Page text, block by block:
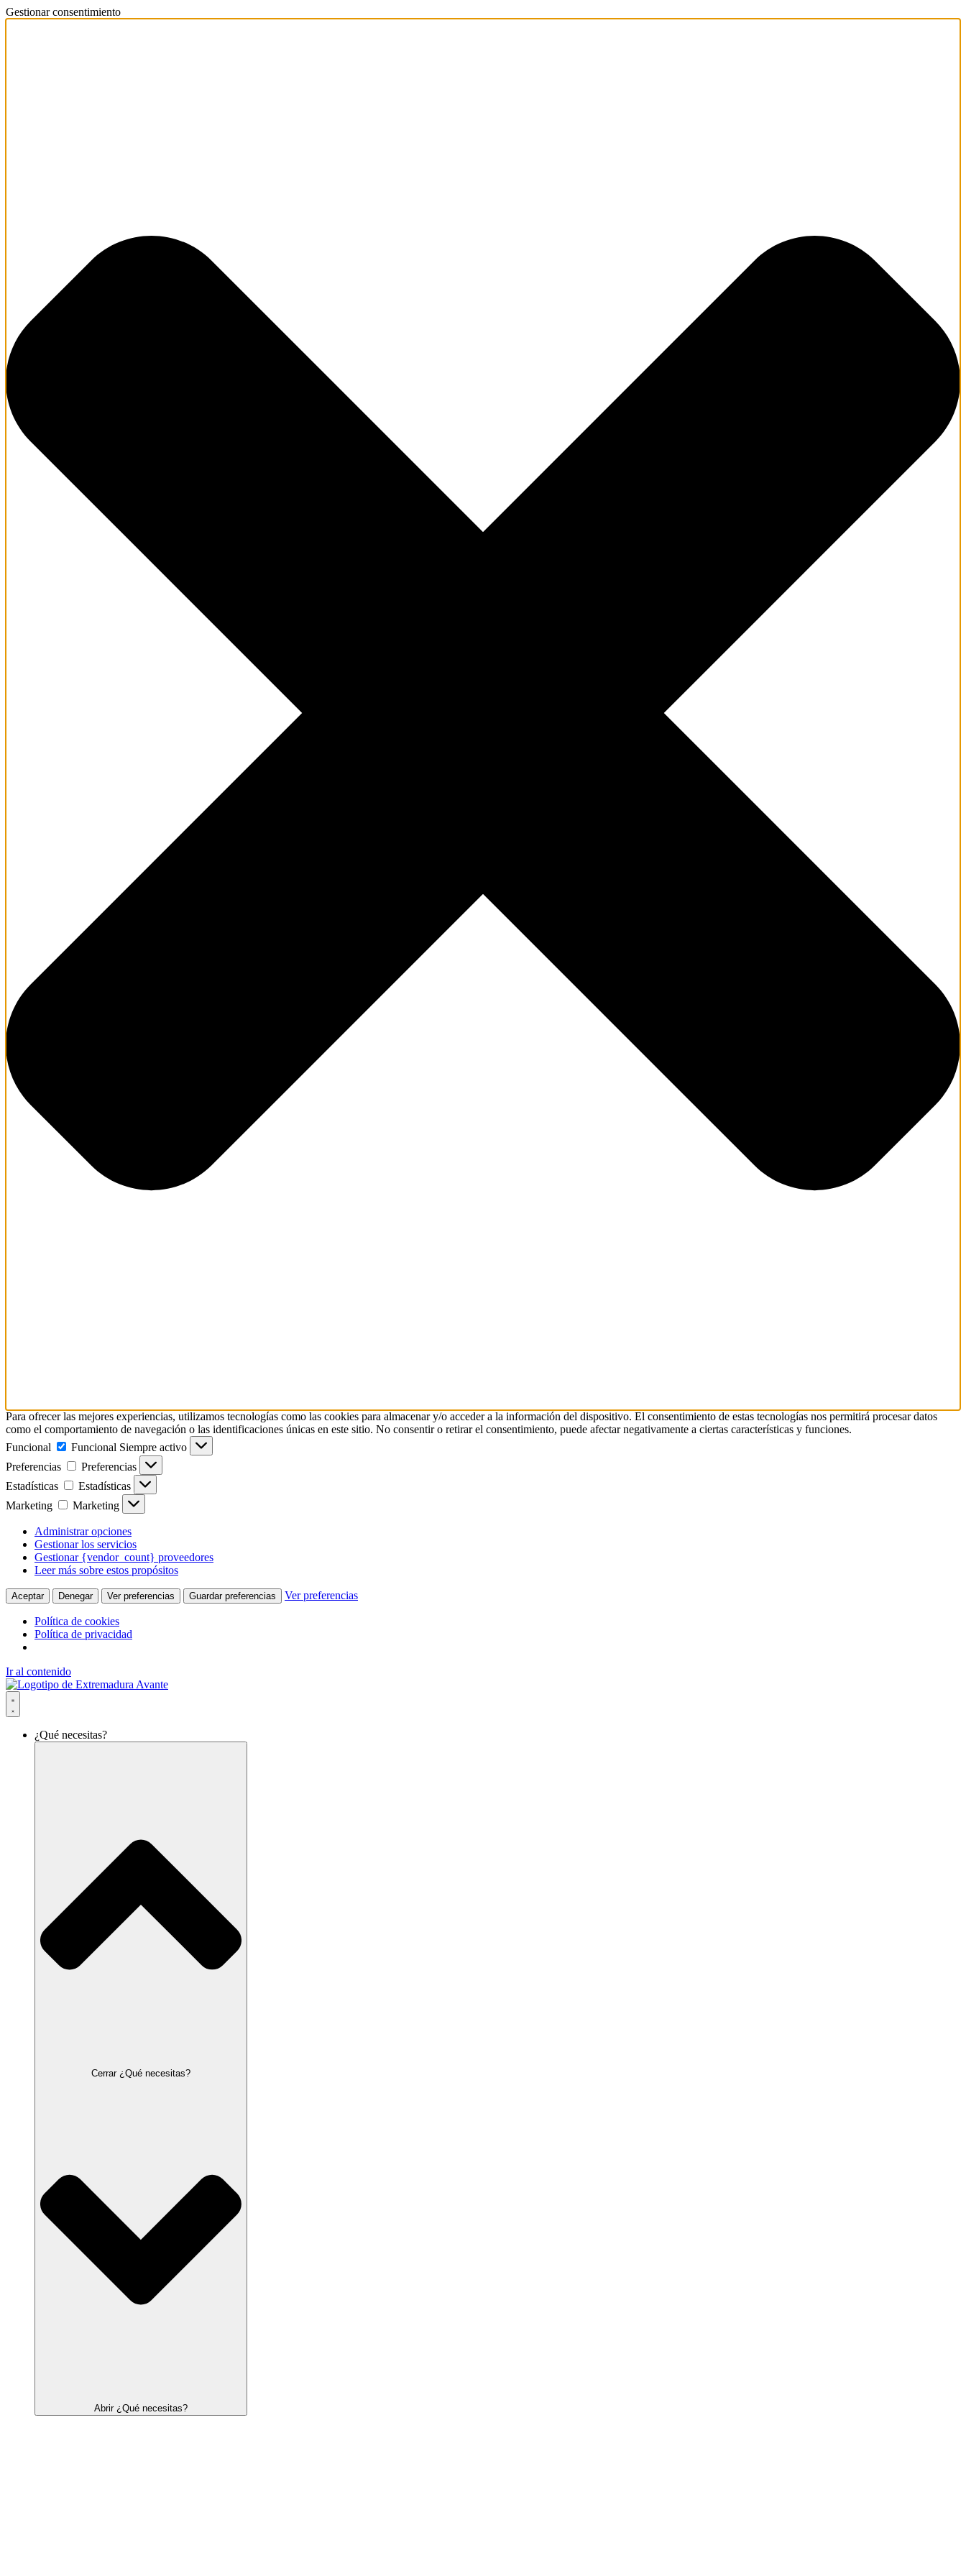
Gestionar consentimiento
Para ofrecer las mejores experiencias, utilizamos tecnologías como las cookies para almacenar y/o acceder a la información del dispositivo. El consentimiento de estas tecnologías nos permitirá procesar datos
como el comportamiento de navegación o las identificaciones únicas en este sitio. No consentir o retirar el consentimiento, puede afectar negativamente a ciertas características y funciones.
Funcional
Funcional Siempre activo
Preferencias
Preferencias
Estadísticas
Estadísticas
Marketing
Marketing
Administrar opciones
Gestionar los servicios
Gestionar {vendor_count} proveedores
Leer más sobre estos propósitos
Aceptar Denegar Ver preferencias Guardar preferencias Ver preferencias
Política de cookies
Política de privacidad
Ir al contenido
¿Qué necesitas?
Cerrar ¿Qué necesitas?
Abrir ¿Qué necesitas?